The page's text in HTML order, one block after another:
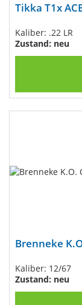
Tikka T1x
Kaliber: .22 LR
Zustand: neu
Brenneke
Kaliber: 12/67
Zustand: neu